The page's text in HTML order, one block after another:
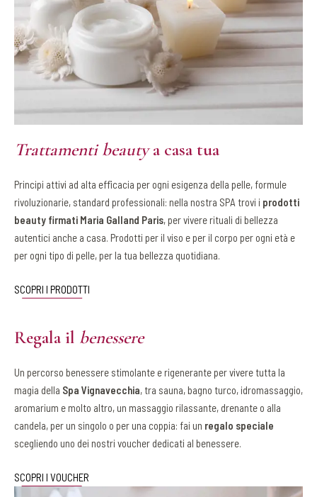
Trattamenti beautya casa tua
Principi attivi ad alta efficacia per ogni esigenza della pelle, formule
rivoluzionarie, standard professionali: nella nostra SPA trovi i prodotti
beauty firmati Maria Galland Paris, per vivere rituali di bellezza
autentici anche a casa. Prodotti per il viso e per il corpo per ogni età e
per ogni tipo di pelle, per la tua bellezza quotidiana.
SCOPRI I PRODOTTI
Regala il benessere
Un percorso benessere stimolante e rigenerante per vivere tutta la
magia della Spa Vignavecchia, tra sauna, bagno turco, idromassaggio,
aromarium e molto altro, un massaggio rilassante, drenante o alla
candela, per un singolo o per una coppia: fai un regalo speciale
scegliendo uno dei nostri voucher dedicati al benessere.
SCOPRI I VOUCHER